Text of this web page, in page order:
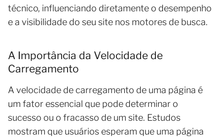
técnico, influenciando diretamente o desempenho
e a visibilidade do seu site nos motores de busca.
A Importância da Velocidade de
Carregamento
A velocidade de carregamento de uma página é
um fator essencial que pode determinar o
sucesso ou o fracasso de um site. Estudos
mostram que usuários esperam que uma página